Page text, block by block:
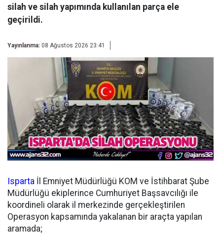
silah ve silah yapımında kullanılan parça ele
geçirildi.
Yayınlanma: 08 Ağustos 2026 23:41
Isparta İl Emniyet Müdürlüğü KOM ve İstihbarat Şube
Müdürlüğü ekiplerince Cumhuriyet Başsavcılığı ile
koordineli olarak il merkezinde gerçekleştirilen
Operasyon kapsamında yakalanan bir araçta yapılan
aramada;